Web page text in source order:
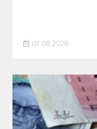
07.08.2026